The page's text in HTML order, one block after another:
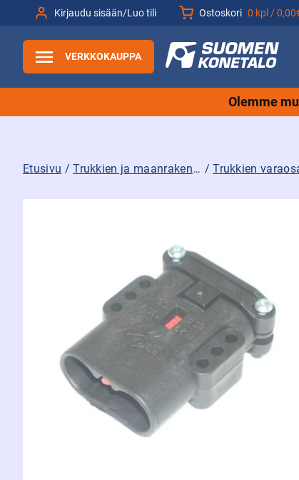
Kirjaudu sisään/Luo tili Ostoskori 0 kpl /
VERKKOKAUPPA
Olemme
Etusivu / Trukkien ja maanrakennuskoneiden tarvikkeet sekä varaosat ja lisävarusteet /